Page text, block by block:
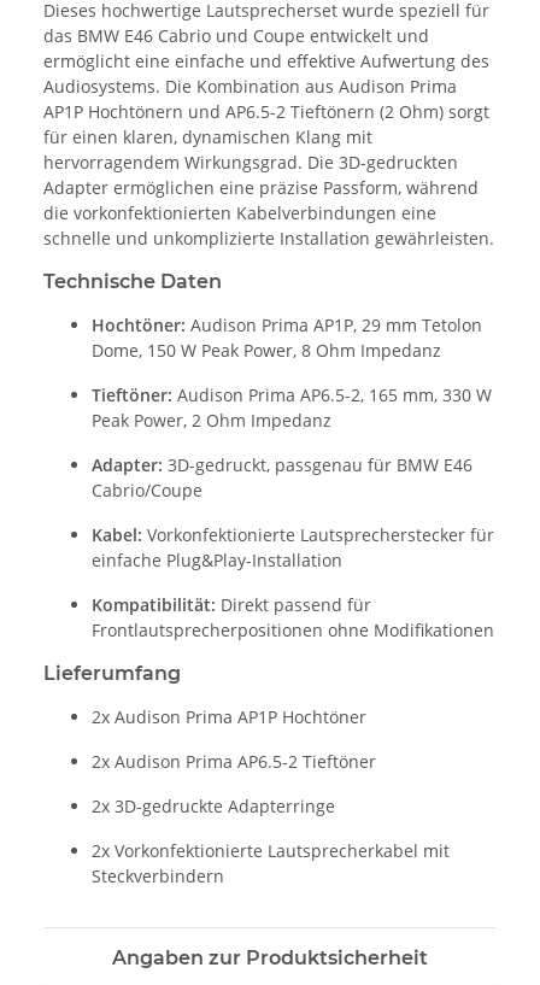
Dieses hochwertige Lautsprecherset wurde speziell für
das BMW E46 Cabrio und Coupe entwickelt und
ermöglicht eine einfache und effektive Aufwertung des
Audiosystems. Die Kombination aus Audison Prima
AP1P Hochtönern und AP6.5-2 Tieftönern (2 Ohm) sorgt
für einen klaren, dynamischen Klang mit
hervorragendem Wirkungsgrad. Die 3D-gedruckten
Adapter ermöglichen eine präzise Passform, während
die vorkonfektionierten Kabelverbindungen eine
schnelle und unkomplizierte Installation gewährleisten.
Technische Daten
Hochtöner: Audison Prima AP1P, 29 mm Tetolon
Dome, 150 W Peak Power, 8 Ohm Impedanz
Tieftöner: Audison Prima AP6.5-2, 165 mm, 330 W
Peak Power, 2 Ohm Impedanz
Adapter: 3D-gedruckt, passgenau für BMW E46
Cabrio/Coupe
Kabel: Vorkonfektionierte Lautsprecherstecker für
einfache Plug&Play-Installation
Kompatibilität: Direkt passend für
Frontlautsprecherpositionen ohne Modifikationen
Lieferumfang
2x Audison Prima AP1P Hochtöner
2x Audison Prima AP6.5-2 Tieftöner
2x 3D-gedruckte Adapterringe
2x Vorkonfektionierte Lautsprecherkabel mit
Steckverbindern
Angaben zur Produktsicherheit